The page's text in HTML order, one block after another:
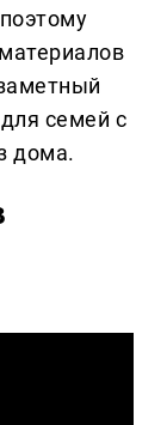
семей с
дома.